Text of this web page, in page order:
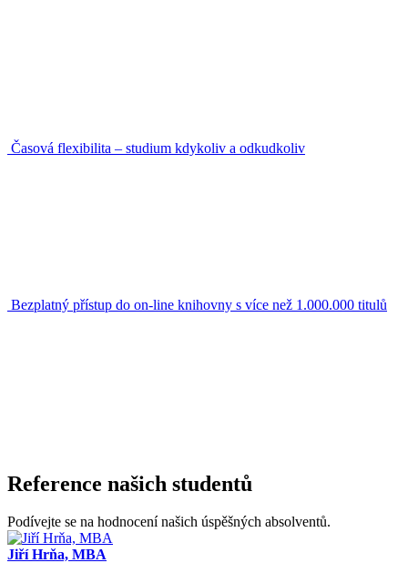
Časová flexibilita – studium kdykoliv a odkudkoliv
Bezplatný přístup do on-line knihovny s více než 1.000.000 titulů
Reference našich studentů
Podívejte se na hodnocení našich úspěšných absolventů.
Jiří Hrňa, MBA